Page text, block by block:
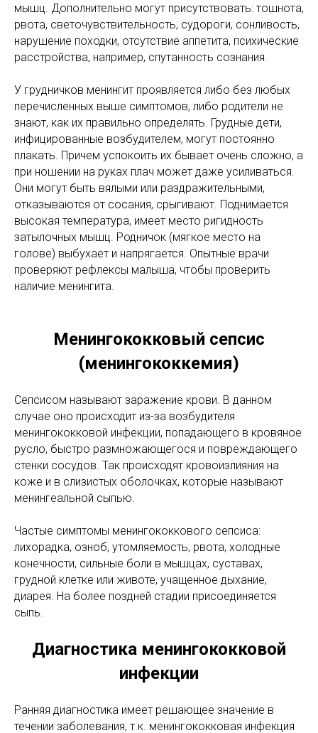
мышц. Дополнительно могут присутствовать: тошнота,
рвота, светочувствительность, судороги, сонливость,
нарушение походки, отсутствие аппетита, психические
расстройства, например, спутанность сознания.
У грудничков менингит проявляется либо без любых
перечисленных выше симптомов, либо родители не
знают, как их правильно определять. Грудные дети,
инфицированные возбудителем, могут постоянно
плакать. Причем успокоить их бывает очень сложно, а
при ношении на руках плач может даже усиливаться.
Они могут быть вялыми или раздражительными,
отказываются от сосания, срыгивают. Поднимается
высокая температура, имеет место ригидность
затылочных мышц. Родничок (мягкое место на
голове) выбухает и напрягается. Опытные врачи
проверяют рефлексы малыша, чтобы проверить
наличие менингита.
Менингококковый сепсис
(менингококкемия)
Сепсисом называют заражение крови. В данном
случае оно происходит из-за возбудителя
менингококковой инфекции, попадающего в кровяное
русло, быстро размножающегося и повреждающего
стенки сосудов. Так происходят кровоизлияния на
коже и в слизистых оболочках, которые называют
менингеальной сыпью.
Частые симптомы менингококкового сепсиса:
лихорадка, озноб, утомляемость, рвота, холодные
конечности, сильные боли в мышцах, суставах,
грудной клетке или животе, учащенное дыхание,
диарея. На более поздней стадии присоединяется
сыпь.
Диагностика менингококковой
инфекции
Ранняя диагностика имеет решающее значение в
течении заболевания, т.к. менингококковая инфекция